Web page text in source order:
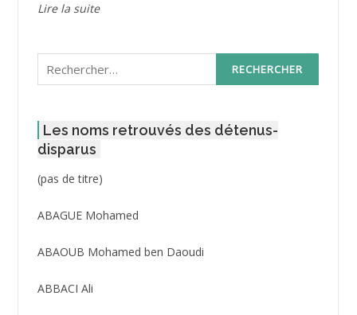
Lire la suite
Rechercher :
Les noms retrouvés des détenus-
disparus
(pas de titre)Post
3416
ABAGUE Mohamed
ABAOUB Mohamed ben Daoudi
ABBACI Ali